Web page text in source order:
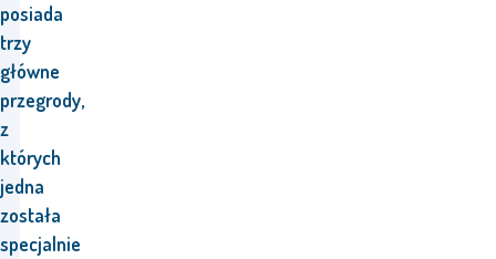
posiada
trzy
główne
przegrody,
z
których
jedna
została
specjalnie